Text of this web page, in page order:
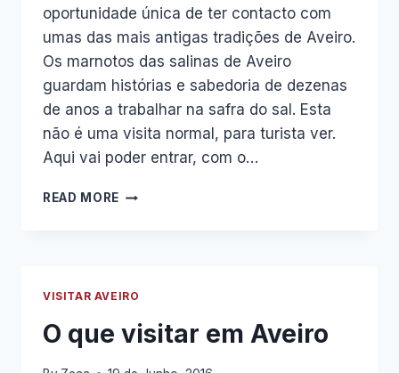
oportunidade única de ter contacto com
umas das mais antigas tradições de Aveiro.
Os marnotos das salinas de Aveiro
guardam histórias e sabedoria de dezenas
de anos a trabalhar na safra do sal. Esta
não é uma visita normal, para turista ver.
Aqui vai poder entrar, com o…
READ MORE SALINAS
VISITAR AVEIRO
O que visitar em Aveiro